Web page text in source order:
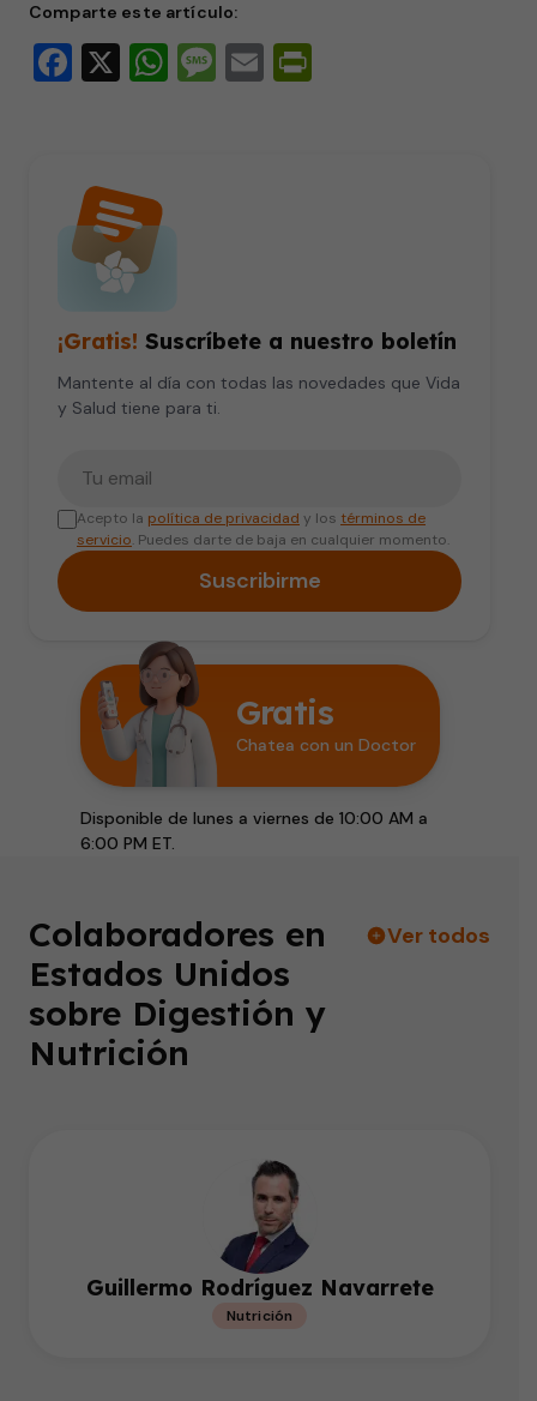
Comparte este artículo:
Facebook
X WhatsApp
Message
Email
¡Gratis! Suscríbete a nuestro boletín
Mantente al día con todas las novedades que Vida
y Salud tiene para ti.
Acepto la política de privacidad y los términos de
servicio. Puedes darte de baja en cualquier momento.
Suscribirme
Gratis
Chatea con un Doctor
Disponible de lunes a viernes de 10:00 AM a
6:00 PM ET.
Colaboradores en
Estados Unidos
sobre Digestión y
Nutrición
Ver todos
Guillermo Rodríguez Navarrete
Nutrición